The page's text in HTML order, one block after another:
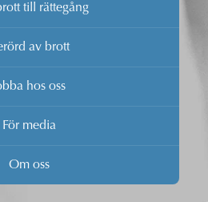
till rättegång
av brott
hos oss
För media
Om oss